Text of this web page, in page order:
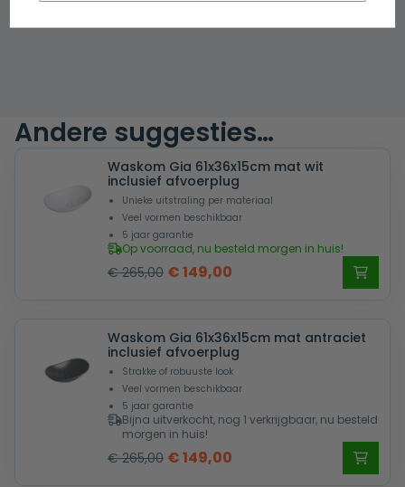
Andere suggesties…
Waskom Gia 61x36x15cm mat wit
inclusief afvoerplug
Unieke uitstraling per materiaal
Veel vormen beschikbaar
5 jaar garantie
Op voorraad, nu besteld morgen in huis!
€265,00 Oorspronkelijke
was:
€ 265,00.
€149,00
is:
€ 149,00.
Waskom Gia 61x36x15cm mat antraciet
inclusief afvoerplug
Strakke of robuuste look
Veel vormen beschikbaar
5 jaar garantie
Bijna uitverkocht, nog 1 verkrijgbaar, nu besteld
morgen in huis!
€265,00 Oorspronkelijke
€149,00